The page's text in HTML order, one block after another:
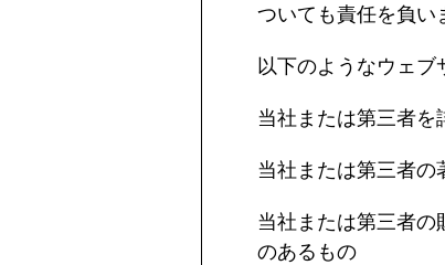
ついても責任を負い
以下のようなウェブ
当社または第三者
当社または第三者
当社または第三者
のあるもの